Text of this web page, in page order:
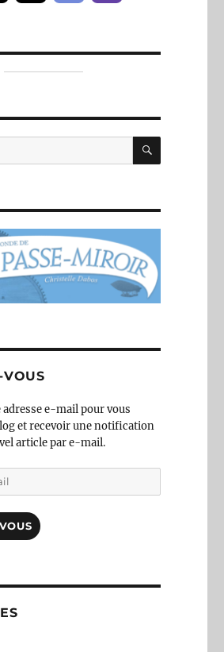
adresse e-mail pour vous
et recevoir une notification
article par e-mail.